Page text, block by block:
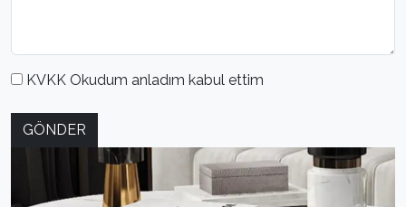
KVKK Okudum anladım kabul ettim
GÖNDER